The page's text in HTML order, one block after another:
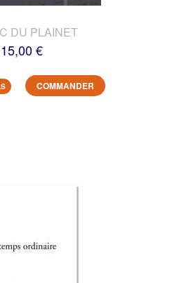
DU PLAINET
15,00 €
COMMANDER